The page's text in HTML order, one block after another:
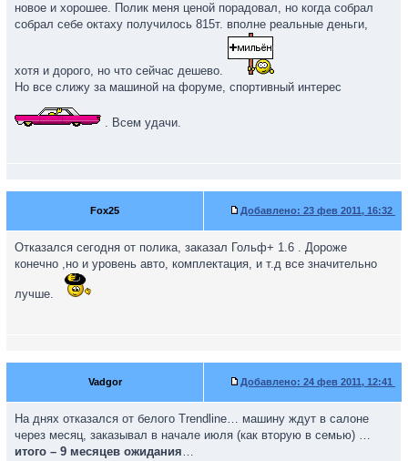
шкоды.....
новое и хорошее. Полик меня ценой порадовал, но когда собрал
собрал себе октаху получилось 815т. вполне реальные деньги,
хотя и дорого, но что сейчас дешево.
Но все слижу за машиной на форуме, спортивный интерес
. Всем удачи.
Fox25 Добавлено: 23 фев 2011, 16:32
Отказался сегодня от полика, заказал Гольф+ 1.6 . Дороже
конечно ,но и уровень авто, комплектация, и т.д все значительно
лучше.
Vadgor Добавлено: 24 фев 2011, 12:41
На днях отказался от белого Тrendline… машину ждут в салоне
через месяц, заказывал в начале июля (как вторую в семью) …
итого – 9 месяцев ожидания…